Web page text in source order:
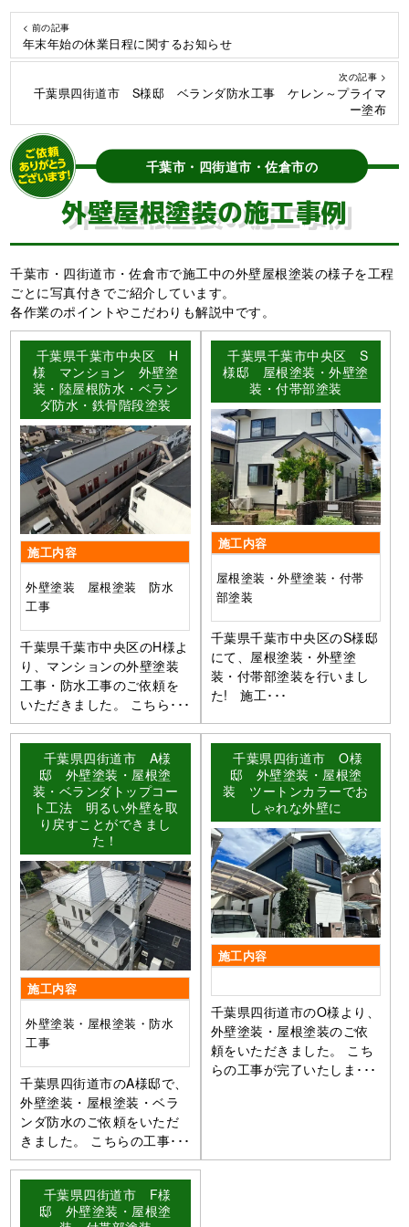
< 前の記事
年末年始の休業日程に関するお知らせ
次の記事 >
千葉県四街道市 S様邸 ベランダ防水工事 ケレン～プライマ
ー塗布
千葉市・四街道市・佐倉市の
外壁屋根塗装の施工事例
千葉市・四街道市・佐倉市で施工中の外壁屋根塗装の様子を工程
ごとに写真付きでご紹介しています。
各作業のポイントやこだわりも解説中です。
千葉県千葉市中央区 H
様 マンション 外壁塗
装・陸屋根防水・ベラン
ダ防水・鉄骨階段塗装
施工内容
外壁塗装 屋根塗装 防水
工事
千葉県千葉市中央区のH様よ
り、マンションの外壁塗装
工事・防水工事のご依頼を
いただきました。 こちら･･･
千葉県千葉市中央区 S
様邸 屋根塗装・外壁塗
装・付帯部塗装
施工内容
屋根塗装・外壁塗装・付帯
部塗装
千葉県千葉市中央区のS様邸
にて、屋根塗装・外壁塗
装・付帯部塗装を行いまし
た! 施工･･･
千葉県四街道市 A様
邸 外壁塗装・屋根塗
装・ベランダトップコー
ト工法 明るい外壁を取
り戻すことができまし
た！
施工内容
外壁塗装・屋根塗装・防水
工事
千葉県四街道市のA様邸で、
外壁塗装・屋根塗装・ベラ
ンダ防水のご依頼をいただ
きました。 こちらの工事･･･
千葉県四街道市 O様
邸 外壁塗装・屋根塗
装 ツートンカラーでお
しゃれな外壁に
施工内容
千葉県四街道市のO様より、
外壁塗装・屋根塗装のご依
頼をいただきました。 こち
らの工事が完了いたしま･･･
千葉県四街道市 F様
邸 外壁塗装・屋根塗